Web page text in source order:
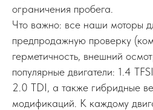
ограничения пробега.
Что важно: все наши моторы
предпродажную проверку
герметичность, внешний
популярные двигатели: 1.4
2.0 TDI, а также гибридные
модификаций. К каждому